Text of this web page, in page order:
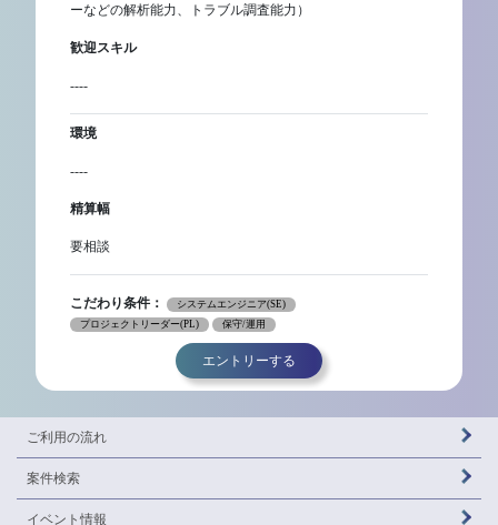
ーなどの解析能力、トラブル調査能力）
歓迎スキル
----
環境
----
精算幅
要相談
こだわり条件：
システムエンジニア(SE)
プロジェクトリーダー(PL)
保守/運用
エントリーする
ご利用の流れ
案件検索
イベント情報